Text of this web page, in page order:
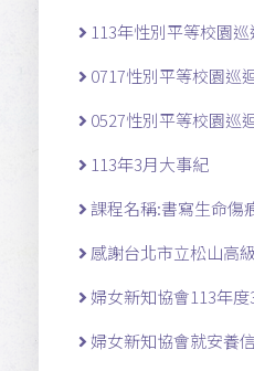
113年性別平等校園
0717性別平等校園巡
0527性別平等校園巡
113年3月大事紀
課程名稱:書寫生命傷
感謝台北市立松山高
婦女新知協會113年度
婦女新知協會就安養